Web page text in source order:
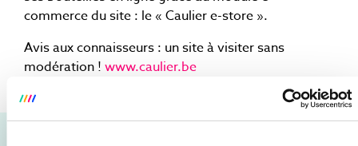
commerce du site : le « Caulier e-store ».
Avis aux connaisseurs : un site à visiter sans
modération ! www.caulier.be